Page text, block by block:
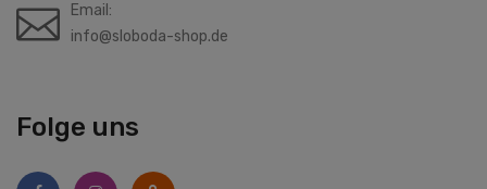
Folge uns
Email:
info@sloboda-shop.de